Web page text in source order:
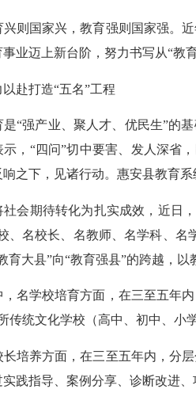
国家兴，教育强则国家强。近
业迈上新台阶，努力书写从“教
打造“五名”工程
强产业、聚人才、优民生”的基
示，“四问”切中要害、发人深省
之下，见诸行动。惠安县教育
期待转化为扎实成效，近日，
、名校长、名教师、名学科、名
育大县”向“教育强县”的跨越，
学校培育方面，在三至五年内
传统文化学校（高中、初中、小
养方面，在三至五年内，分层
践指导、案例分享、诊断改进